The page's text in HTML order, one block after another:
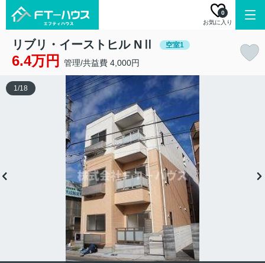
お気に入り
0
リブリ・イーストヒル NⅡ 空室1
6.4万円 管理/共益費 4,000円
1/18